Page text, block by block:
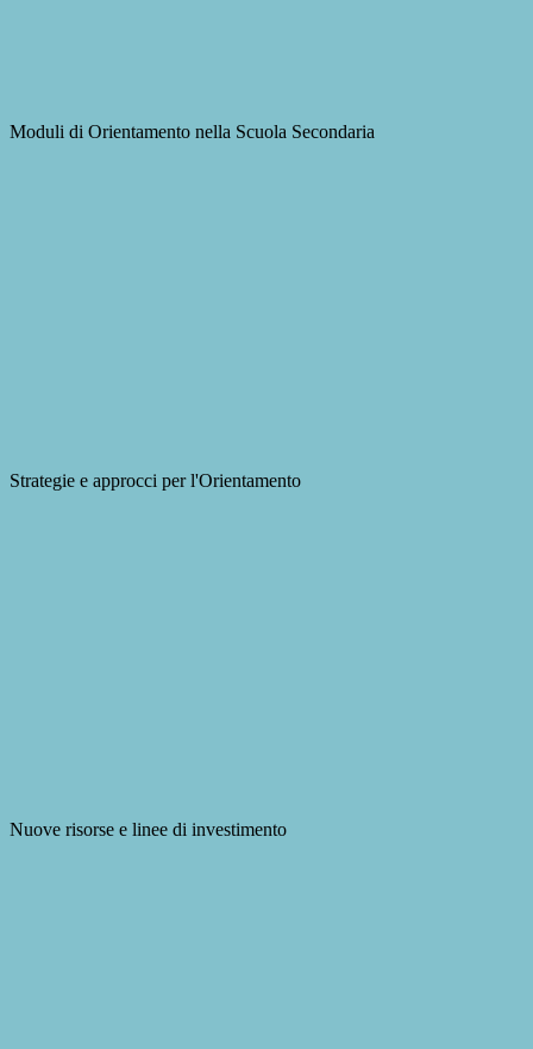
Moduli di Orientamento nella Scuola Secondaria
Strategie e approcci per l'Orientamento
Nuove risorse e linee di investimento